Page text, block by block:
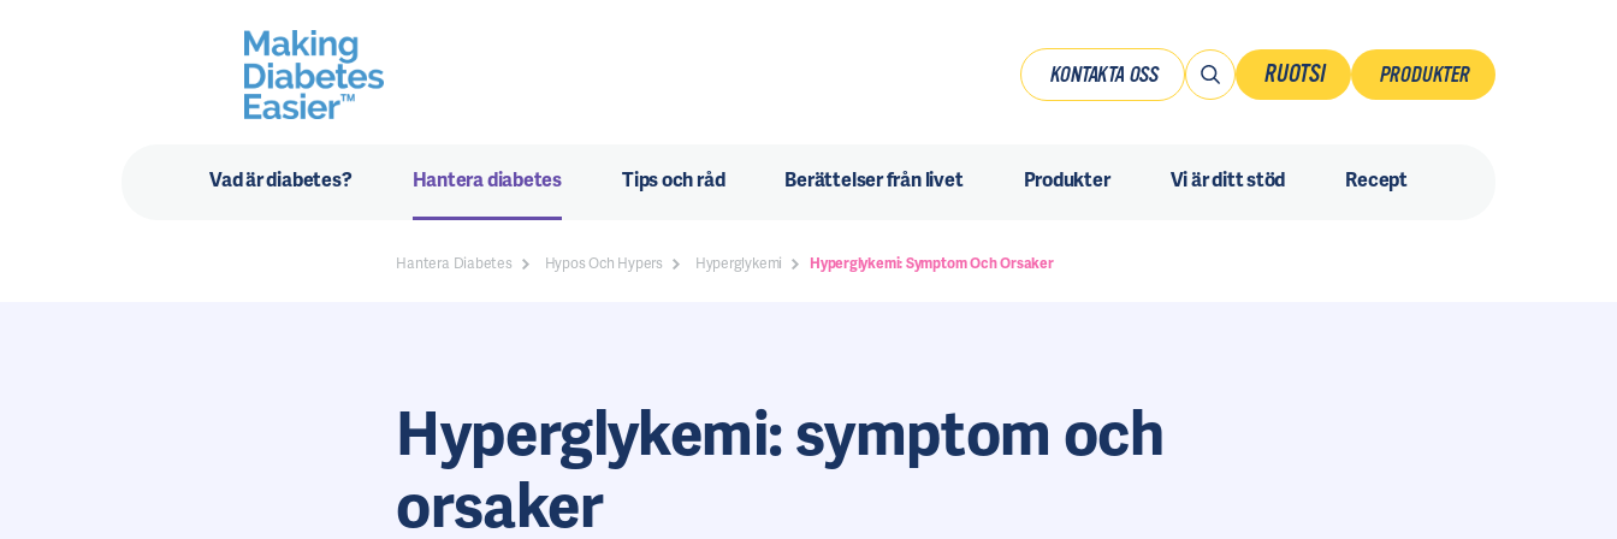
KONTAKTA OSS RUOTSI
Ruotsi
PRODUKTER
Vad är diabetes? Hantera diabetes Tips och råd Berättelser från livet Produkter Vi är ditt stöd Recept
Hantera Diabetes Hypos Och Hypers Hyperglykemi Hyperglykemi: Symptom Och Orsaker
Hyperglykemi: symptom och
orsaker